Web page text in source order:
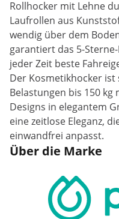
Rollhocker mit Lehne
Laufrollen aus
wendig über dem
garantiert das 5-
jeder Zeit beste
Der Kosmetikhocker
Belastungen bis 150
Designs in elegantem
eine zeitlose Eleganz,
einwandfrei anpasst.
Über die Marke